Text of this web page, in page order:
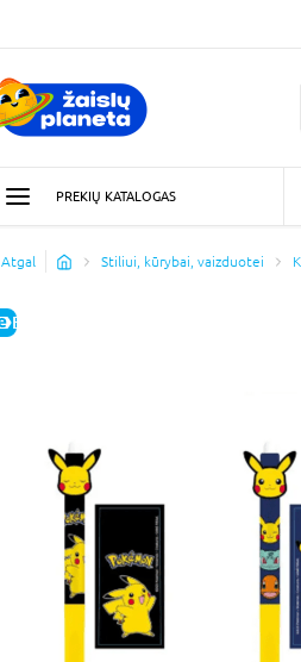
PREKIŲ KATALOGAS
Atgal Stiliui, kūrybai, vaizduotei
E-KAINA